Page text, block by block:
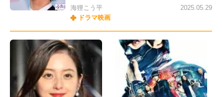
海狸こう平
ドラマ映画
2025.05.29